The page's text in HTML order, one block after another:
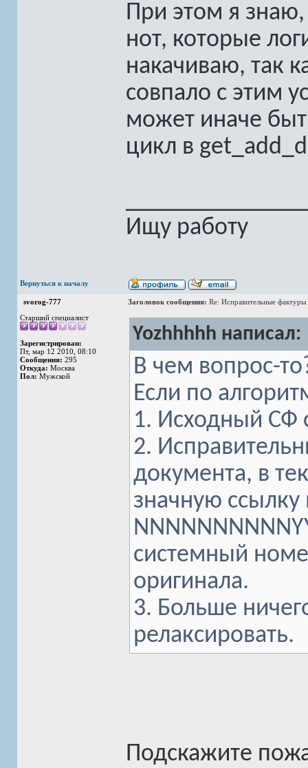
При этом я знаю,
нот, которые
накачиваю, так
совпало с этим
может иначе
цикл в
Ищу работу
Вернуться к началу
svorog-777 Заголовок сообщения: Re: Исправительные
Старший специалист
Зарегистрирован:
Пт, мар 12 2010, 08:10
Сообщения: 295
Откуда: Москва
Пол: Мужской
Yozhhhhh написал:
В чем вопрос-
Если по
1. Исходный СФ
2.
документа, в
значную ссылку
системный
оригинала.
3. Больше
релаксировать.
Подскажите